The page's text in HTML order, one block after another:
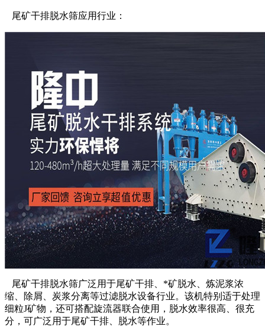
尾矿干排脱水筛应用行业：
尾矿干排脱水筛广泛用于尾矿干排、*矿脱水、炼泥浆浓
缩、除屑、炭浆分离等过滤脱水设备行业。该机特别适于处理
细粒J矿物，还可搭配旋流器联合使用，脱水效率很高、很充
分，可广泛用于尾矿干排、脱水等作业。